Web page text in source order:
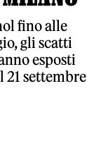
fino alle
gli scatti
esposti
21 settembre